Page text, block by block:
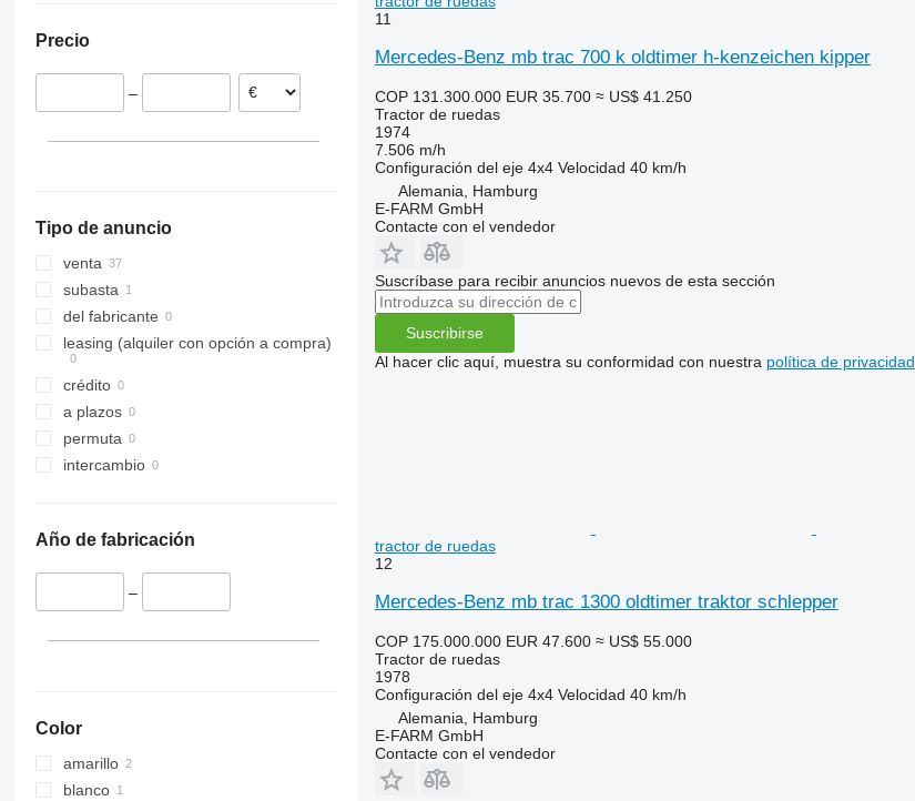
International
JX
Luxxum
Maxxum
Optum
Puma
Quantum
STX
Vestrum
3045 R
3046 R
3640
3720
4052 R
4066
4430
4650
5050 E
5055 E
5058 E
5075
5080
5615
5620
390
399
698
3060
3080
3085
3640
4255
4345
4708
5435
5460
5465
6190
6260
Hungría
Reino Unido
Precio
–
Tipo de anuncio
venta
subasta
del fabricante
leasing (alquiler con opción a compra)
crédito
a plazos
permuta
intercambio
Año de fabricación
–
Color
amarillo
blanco
11
Mercedes-Benz mb trac 700 k oldtimer h-kenzeichen kipper
COP 131.300.000 EUR 35.700 ≈ US$ 41.250
Tractor de ruedas
1974
7.506 m/h
Configuración del eje 4x4 Velocidad 40 km/h
Alemania, Hamburg
E-FARM GmbH
Contacte con el vendedor
Suscríbase para recibir anuncios nuevos de esta sección
Suscribirse
Al hacer clic aquí, muestra su conformidad con nuestra política de privacidad
tractor de ruedas
12
Mercedes-Benz mb trac 1300 oldtimer traktor schlepper
COP 175.000.000 EUR 47.600 ≈ US$ 55.000
Tractor de ruedas
1978
Configuración del eje 4x4 Velocidad 40 km/h
Alemania, Hamburg
E-FARM GmbH
Contacte con el vendedor